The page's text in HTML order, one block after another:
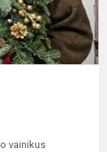
vainikus